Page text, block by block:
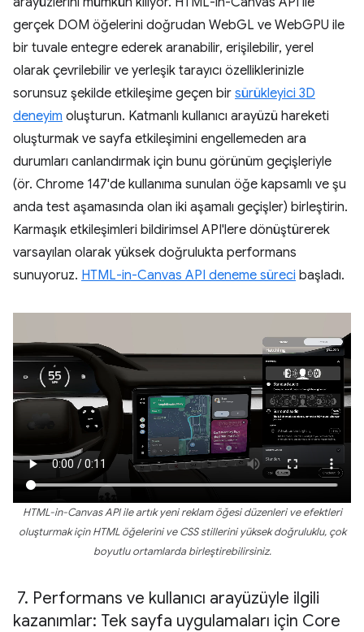
gerçek DOM öğelerini doğrudan WebGL ve WebGPU ile
bir tuvale entegre ederek aranabilir, erişilebilir, yerel
olarak çevrilebilir ve yerleşik tarayıcı özelliklerinizle
sorunsuz şekilde etkileşime geçen bir sürükleyici 3D
deneyim oluşturun. Katmanlı kullanıcı arayüzü hareketi
oluşturmak ve sayfa etkileşimini engellemeden ara
durumları canlandırmak için bunu görünüm geçişleriyle
(ör. Chrome 147'de kullanıma sunulan öğe kapsamlı ve şu
anda test aşamasında olan iki aşamalı geçişler) birleştirin.
Karmaşık etkileşimleri bildirimsel API'lere dönüştürerek
varsayılan olarak yüksek doğrulukta performans
sunuyoruz. HTML-in-Canvas API deneme süreci başladı.
HTML-in-Canvas API ile artık yeni reklam öğesi düzenleri ve efektleri
oluşturmak için HTML öğelerini ve CSS stillerini yüksek doğruluklu, çok
boyutlu ortamlarda birleştirebilirsiniz.
7. Performans ve kullanıcı arayüzüyle ilgili
kazanımlar: Tek sayfa uygulamaları için Core